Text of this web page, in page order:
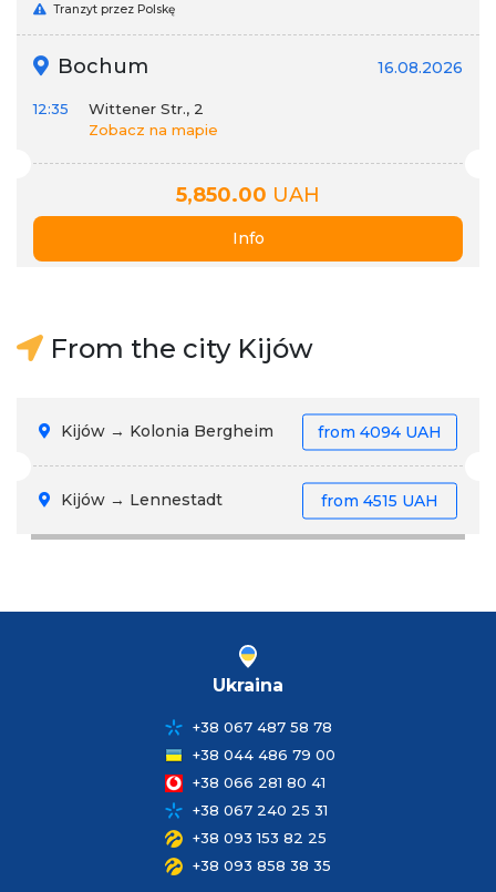
Tranzyt przez Polskę
Bochum 16.08.2026
12:35
Wittener Str., 2
Zobacz na mapie
5,850.00 UAH
Info
From the city Kijów
Kijów → Kolonia Bergheim from 4094 UAH
Kijów → Lennestadt from 4515 UAH
Ukraina
+38 067 487 58 78
+38 044 486 79 00
+38 066 281 80 41
+38 067 240 25 31
+38 093 153 82 25
+38 093 858 38 35